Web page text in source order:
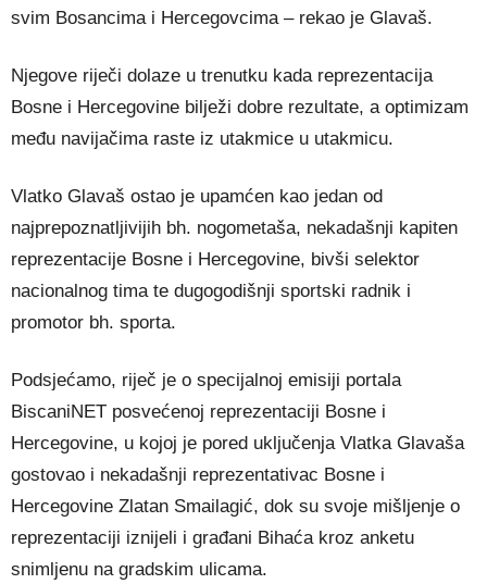
svim Bosancima i Hercegovcima – rekao je Glavaš.
Njegove riječi dolaze u trenutku kada reprezentacija
Bosne i Hercegovine bilježi dobre rezultate, a optimizam
među navijačima raste iz utakmice u utakmicu.
Vlatko Glavaš ostao je upamćen kao jedan od
najprepoznatljivijih bh. nogometaša, nekadašnji kapiten
reprezentacije Bosne i Hercegovine, bivši selektor
nacionalnog tima te dugogodišnji sportski radnik i
promotor bh. sporta.
Podsjećamo, riječ je o specijalnoj emisiji portala
BiscaniNET posvećenoj reprezentaciji Bosne i
Hercegovine, u kojoj je pored uključenja Vlatka Glavaša
gostovao i nekadašnji reprezentativac Bosne i
Hercegovine Zlatan Smailagić, dok su svoje mišljenje o
reprezentaciji iznijeli i građani Bihaća kroz anketu
snimljenu na gradskim ulicama.